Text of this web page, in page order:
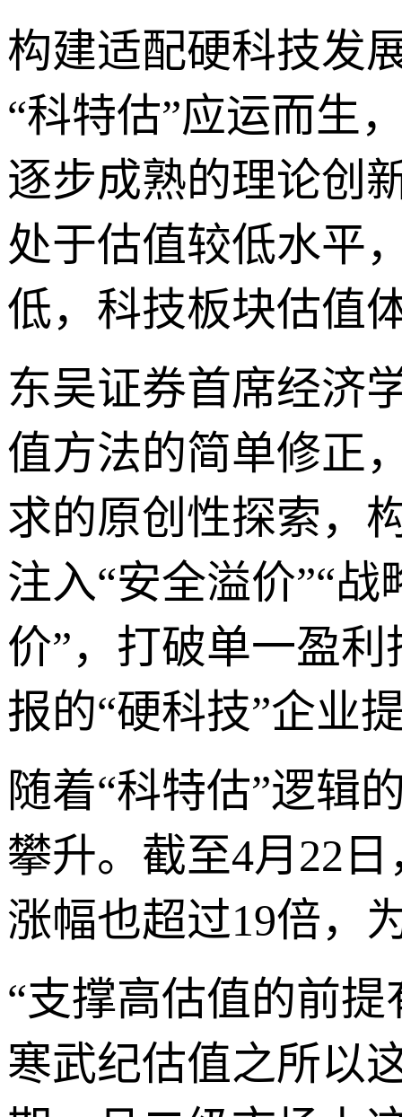
构建适配硬科技发
“科特估”应运而生
逐步成熟的理论创
处于估值较低水平
低，科技板块估值
东吴证券首席经济
值方法的简单修正
求的原创性探索，
注入“安全溢价”“战
价”，打破单一盈
报的“硬科技”企业
随着“科特估”逻辑
攀升。截至4月22
涨幅也超过19倍，
“支撑高估值的前
寒武纪估值之所以